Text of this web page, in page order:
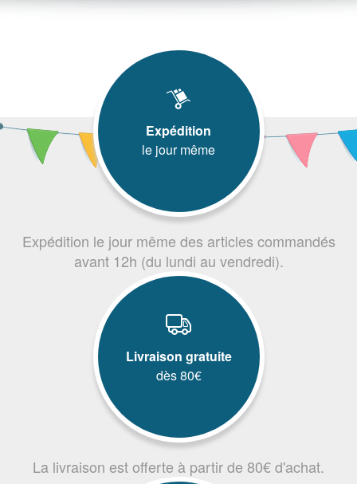
Expédition
le jour même
Expédition le jour même des articles commandés
avant 12h (du lundi au vendredi).
Livraison gratuite
dès 80€
La livraison est offerte à partir de 80€ d'achat.